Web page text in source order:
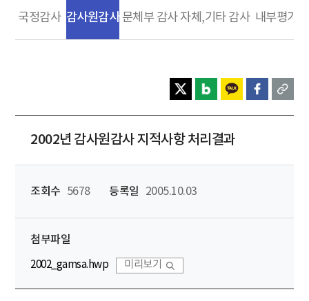
국정감사 감사원감사 문체부 감사자체,기타 감사 내부평가
2002년 감사원감사 지적사항 처리결과
조회수 5678 등록일 2005.10.03
첨부파일
2002_gamsa.hwp 미리보기